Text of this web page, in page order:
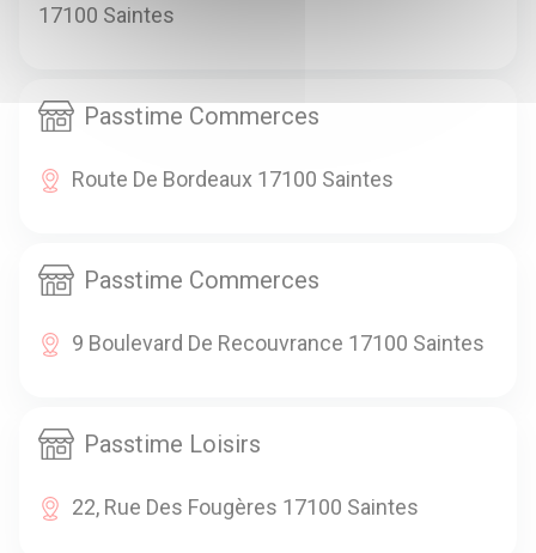
17100 Saintes
Passtime Commerces
Route De Bordeaux 17100 Saintes
Passtime Commerces
9 Boulevard De Recouvrance 17100 Saintes
Passtime Loisirs
22, Rue Des Fougères 17100 Saintes